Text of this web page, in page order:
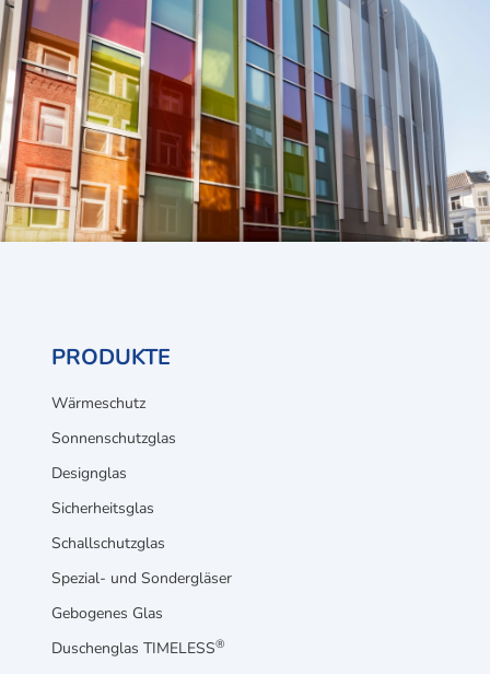
PRODUKTE
Wärmeschutz
Sonnenschutzglas
Designglas
Sicherheitsglas
Schallschutzglas
Spezial- und Sondergläser
Gebogenes Glas
Duschenglas TIMELESS®